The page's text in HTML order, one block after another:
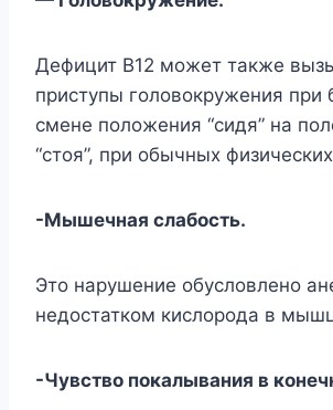
Дефицит B12 может также
приступы головокружения при
смене положения “сидя” на
“стоя”, при обычных
-Мышечная слабость.
Это нарушение обусловлено
недостатком кислорода в
-Чувство покалывания в